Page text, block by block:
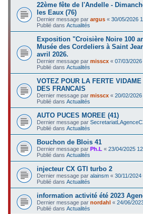
22ème fête de l'Andelle -
les Eaux (76)
Dernier message parargus «30/05/2026
Publié dansActualités
Exposition "Croisière Noire 100
Musée des Cordeliers à Saint
avril 2026.
Dernier message parmisscx «07/03/
Publié dansActualités
VOTEZ POUR LA FERTE
DES FRANCAIS
Dernier message parmisscx «20/02/
Publié dansActualités
AUTO PUCES MOREE (41)
Dernier message par
Publié dansActualités
Bouchon de Blois 41
Dernier message parPh.L «23/04/2025
Publié dansActualités
injecteur CX GTI turbo 2
Dernier message paralainsm «30/11/2024
Publié dansActualités
information activité été 2023
Dernier message parnordahl «24/06/
Publié dansActualités